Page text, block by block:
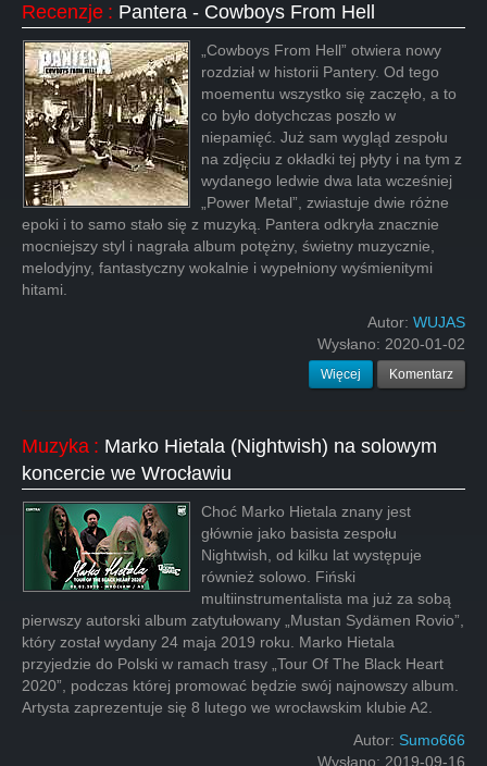
Recenzje : Pantera - Cowboys From Hell
„Cowboys From Hell” otwiera nowy
rozdział w historii Pantery. Od tego
moementu wszystko się zaczęło, a to
co było dotychczas poszło w
niepamięć. Już sam wygląd zespołu
na zdjęciu z okładki tej płyty i na tym z
wydanego ledwie dwa lata wcześniej
„Power Metal”, zwiastuje dwie różne
epoki i to samo stało się z muzyką. Pantera odkryła znacznie
mocniejszy styl i nagrała album potężny, świetny muzycznie,
melodyjny, fantastyczny wokalnie i wypełniony wyśmienitymi
hitami.
Autor: WUJAS
Wysłano: 2020-01-02
Więcej Komentarz
Muzyka : Marko Hietala (Nightwish) na solowym
koncercie we Wrocławiu
Choć Marko Hietala znany jest
głównie jako basista zespołu
Nightwish, od kilku lat występuje
również solowo. Fiński
multiinstrumentalista ma już za sobą
pierwszy autorski album zatytułowany „Mustan Sydämen Rovio”,
który został wydany 24 maja 2019 roku. Marko Hietala
przyjedzie do Polski w ramach trasy „Tour Of The Black Heart
2020”, podczas której promować będzie swój najnowszy album.
Artysta zaprezentuje się 8 lutego we wrocławskim klubie A2.
Autor: Sumo666
Wysłano: 2019-09-16